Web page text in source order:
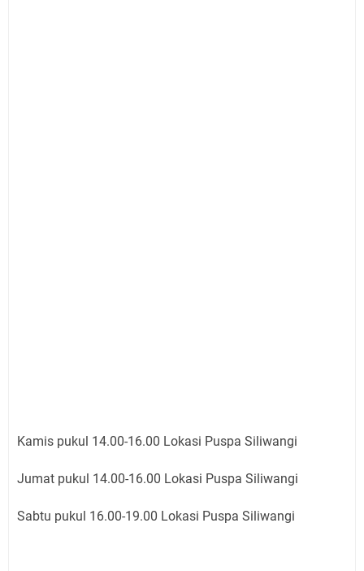
Kamis pukul 14.00-16.00 Lokasi Puspa Siliwangi
Jumat pukul 14.00-16.00 Lokasi Puspa Siliwangi
Sabtu pukul 16.00-19.00 Lokasi Puspa Siliwangi